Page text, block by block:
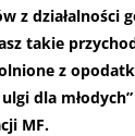
z działalności
takie
z
dla
MF.